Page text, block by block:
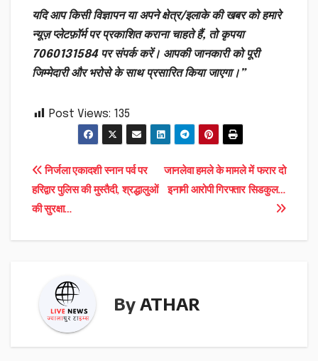
यदि आप किसी विज्ञापन या अपने क्षेत्र/इलाके की खबर को हमारे
न्यूज़ प्लेटफ़ॉर्म पर प्रकाशित कराना चाहते हैं, तो कृपया
7060131584 पर संपर्क करें। आपकी जानकारी को पूरी
जिम्मेदारी और भरोसे के साथ प्रसारित किया जाएगा।”
Post Views: 135
Post
navigation
जानलेवा हमले के मामले में फरार दो
इनामी आरोपी गिरफ्तार सिडकुल…
निर्जला एकादशी स्नान पर्व पर
हरिद्वार पुलिस की मुस्तैदी, श्रद्धालुओं
की सुरक्षा…
By ATHAR